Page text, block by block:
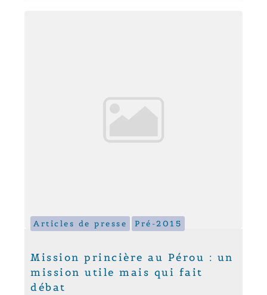
Articles de presse Pré-2015
Mission princière au Pérou : un
mission utile mais qui fait
débat